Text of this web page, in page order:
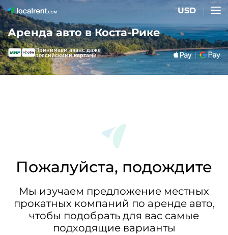
USD
Аренда авто в Коста-Рике
Принимаем аванс даже
российскими картами
Пожалуйста, подождите
Мы изучаем предложение местных
прокатных компаний по аренде авто,
чтобы подобрать для вас самые
подходящие варианты